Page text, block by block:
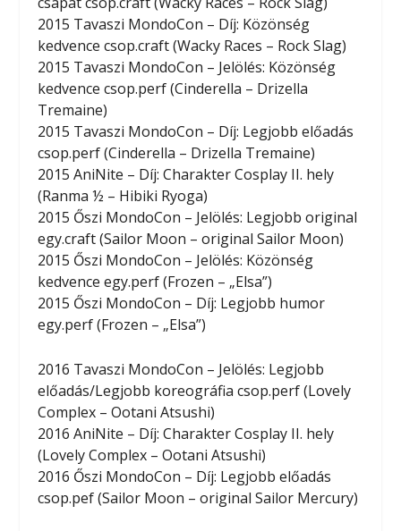
2015 Tavaszi MondoCon – Díj: Közönség
kedvence csop.craft (Wacky Races – Rock Slag)
2015 Tavaszi MondoCon – Jelölés: Közönség
kedvence csop.perf (Cinderella – Drizella
Tremaine)
2015 Tavaszi MondoCon – Díj: Legjobb előadás
csop.perf (Cinderella – Drizella Tremaine)
2015 AniNite – Díj: Charakter Cosplay II. hely
(Ranma ½ – Hibiki Ryoga)
2015 Őszi MondoCon – Jelölés: Legjobb original
egy.craft (Sailor Moon – original Sailor Moon)
2015 Őszi MondoCon – Jelölés: Közönség
kedvence egy.perf (Frozen – „Elsa”)
2015 Őszi MondoCon – Díj: Legjobb humor
egy.perf (Frozen – „Elsa”)
2016 Tavaszi MondoCon – Jelölés: Legjobb
előadás/Legjobb koreográfia csop.perf (Lovely
Complex – Ootani Atsushi)
2016 AniNite – Díj: Charakter Cosplay II. hely
(Lovely Complex – Ootani Atsushi)
2016 Őszi MondoCon – Díj: Legjobb előadás
csop.pef (Sailor Moon – original Sailor Mercury)